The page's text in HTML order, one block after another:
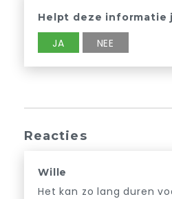
Helpt deze informatie
JA NEE
Reacties
Wille
Het kan zo lang duren